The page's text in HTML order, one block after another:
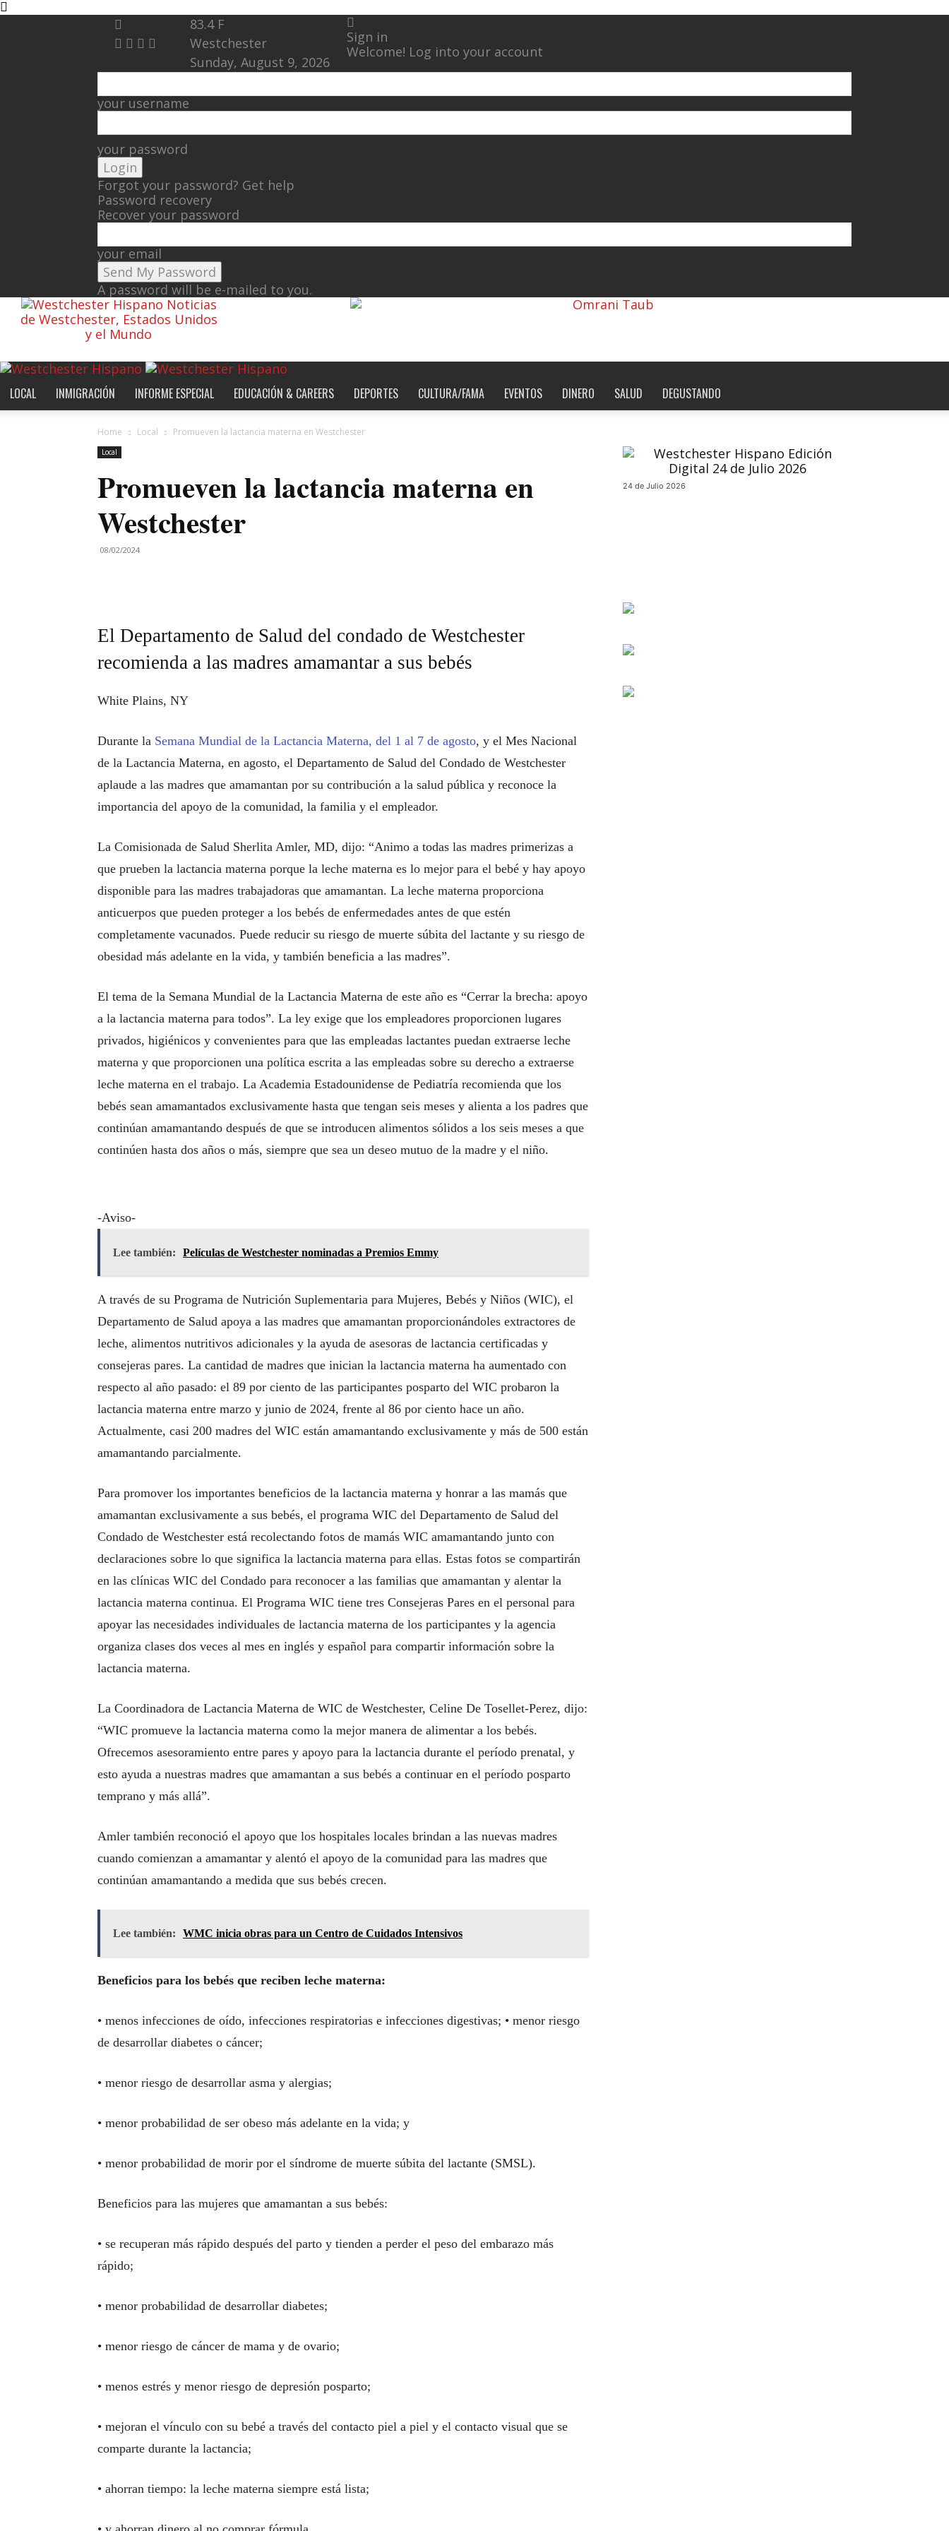
83.4 F
Westchester
Sunday, August 9, 2026
Sign in
Welcome! Log into your account
your username
your password
Forgot your password? Get help
Password recovery
Recover your password
your email
A password will be e-mailed to you.
Noticias
de Westchester, Estados Unidos
y el Mundo
LOCAL INMIGRACIÓN INFORME ESPECIAL EDUCACIÓN & CAREERS DEPORTES CULTURA/FAMA EVENTOS DINERO SALUD DEGUSTANDO
Home Local Promueven la lactancia materna en Westchester
Local
Promueven la lactancia materna en
Westchester
08/02/2024
El Departamento de Salud del condado de Westchester
recomienda a las madres amamantar a sus bebés
White Plains, NY
Durante la Semana Mundial de la Lactancia Materna, del 1 al 7 de agosto, y el Mes Nacional
de la Lactancia Materna, en agosto, el Departamento de Salud del Condado de Westchester
aplaude a las madres que amamantan por su contribución a la salud pública y reconoce la
importancia del apoyo de la comunidad, la familia y el empleador.
La Comisionada de Salud Sherlita Amler, MD, dijo: “Animo a todas las madres primerizas a
que prueben la lactancia materna porque la leche materna es lo mejor para el bebé y hay apoyo
disponible para las madres trabajadoras que amamantan. La leche materna proporciona
anticuerpos que pueden proteger a los bebés de enfermedades antes de que estén
completamente vacunados. Puede reducir su riesgo de muerte súbita del lactante y su riesgo de
obesidad más adelante en la vida, y también beneficia a las madres”.
El tema de la Semana Mundial de la Lactancia Materna de este año es “Cerrar la brecha: apoyo
a la lactancia materna para todos”. La ley exige que los empleadores proporcionen lugares
privados, higiénicos y convenientes para que las empleadas lactantes puedan extraerse leche
materna y que proporcionen una política escrita a las empleadas sobre su derecho a extraerse
leche materna en el trabajo. La Academia Estadounidense de Pediatría recomienda que los
bebés sean amamantados exclusivamente hasta que tengan seis meses y alienta a los padres que
continúan amamantando después de que se introducen alimentos sólidos a los seis meses a que
continúen hasta dos años o más, siempre que sea un deseo mutuo de la madre y el niño.
-Aviso-
Lee también: Películas de Westchester nominadas a Premios Emmy
A través de su Programa de Nutrición Suplementaria para Mujeres, Bebés y Niños (WIC), el
Departamento de Salud apoya a las madres que amamantan proporcionándoles extractores de
leche, alimentos nutritivos adicionales y la ayuda de asesoras de lactancia certificadas y
consejeras pares. La cantidad de madres que inician la lactancia materna ha aumentado con
respecto al año pasado: el 89 por ciento de las participantes posparto del WIC probaron la
lactancia materna entre marzo y junio de 2024, frente al 86 por ciento hace un año.
Actualmente, casi 200 madres del WIC están amamantando exclusivamente y más de 500 están
amamantando parcialmente.
Para promover los importantes beneficios de la lactancia materna y honrar a las mamás que
amamantan exclusivamente a sus bebés, el programa WIC del Departamento de Salud del
Condado de Westchester está recolectando fotos de mamás WIC amamantando junto con
declaraciones sobre lo que significa la lactancia materna para ellas. Estas fotos se compartirán
en las clínicas WIC del Condado para reconocer a las familias que amamantan y alentar la
lactancia materna continua. El Programa WIC tiene tres Consejeras Pares en el personal para
apoyar las necesidades individuales de lactancia materna de los participantes y la agencia
organiza clases dos veces al mes en inglés y español para compartir información sobre la
lactancia materna.
La Coordinadora de Lactancia Materna de WIC de Westchester, Celine De Tosellet-Perez, dijo:
“WIC promueve la lactancia materna como la mejor manera de alimentar a los bebés.
Ofrecemos asesoramiento entre pares y apoyo para la lactancia durante el período prenatal, y
esto ayuda a nuestras madres que amamantan a sus bebés a continuar en el período posparto
temprano y más allá”.
Amler también reconoció el apoyo que los hospitales locales brindan a las nuevas madres
cuando comienzan a amamantar y alentó el apoyo de la comunidad para las madres que
continúan amamantando a medida que sus bebés crecen.
Lee también: WMC inicia obras para un Centro de Cuidados Intensivos
Beneficios para los bebés que reciben leche materna:
• menos infecciones de oído, infecciones respiratorias e infecciones digestivas; • menor riesgo
de desarrollar diabetes o cáncer;
• menor riesgo de desarrollar asma y alergias;
• menor probabilidad de ser obeso más adelante en la vida; y
• menor probabilidad de morir por el síndrome de muerte súbita del lactante (SMSL).
Beneficios para las mujeres que amamantan a sus bebés:
• se recuperan más rápido después del parto y tienden a perder el peso del embarazo más
rápido;
• menor probabilidad de desarrollar diabetes;
• menor riesgo de cáncer de mama y de ovario;
• menos estrés y menor riesgo de depresión posparto;
• mejoran el vínculo con su bebé a través del contacto piel a piel y el contacto visual que se
comparte durante la lactancia;
• ahorran tiempo: la leche materna siempre está lista;
24 de Julio 2026